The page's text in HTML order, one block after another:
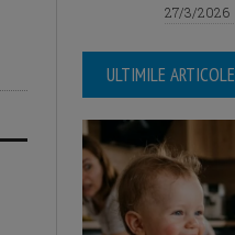
27/3/2026
ULTIMILE ARTICOLE